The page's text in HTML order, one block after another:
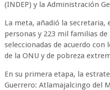
(INDEP) y la Administración
La meta, añadió la secretaria,
personas y 223 mil familias
seleccionadas de acuerdo
de la ONU y de pobreza
En su primera etapa, la
Guerrero: Atlamajalcingo del